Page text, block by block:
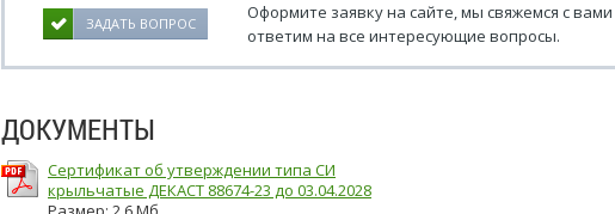
ЗАДАТЬ ВОПРОС
Оформите заявку на сайте, мы свяжемся с
ответим на все интересующие вопросы.
ДОКУМЕНТЫ
Сертификат об утверждении типа СИ
крыльчатые ДЕКАСТ 88674-23 до 03.04.2028